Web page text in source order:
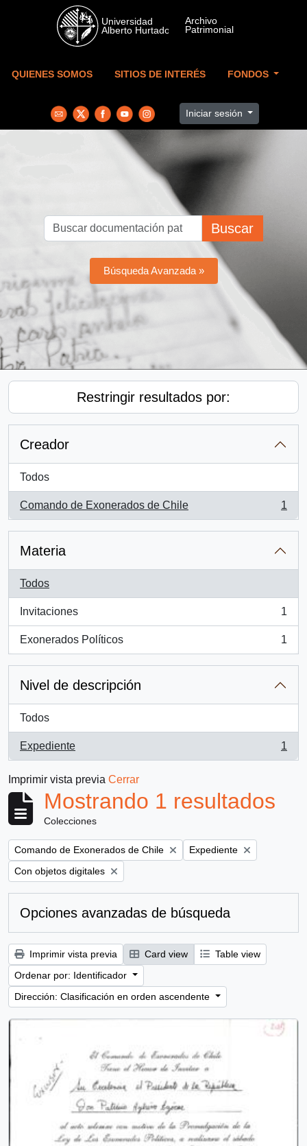
Skip to main content
QUIENES SOMOS SITIOS DE INTERÉS FONDOS
Iniciar sesión
Buscar
Búsqueda Avanzada »
Restringir resultados por:
Creador
Todos
Comando de Exonerados de Chile
, 1 resultados
1
Materia
Todos
Invitaciones
, 1 resultados
1
Exonerados Políticos
, 1 resultados
1
Nivel de descripción
Todos
Expediente
, 1 resultados
1
Imprimir vista previa Cerrar
Mostrando 1 resultados
Colecciones
Remove filter:
Comando de Exonerados de Chile Remove filter:
Expediente
Remove filter:
Con objetos digitales
Opciones avanzadas de búsqueda
Imprimir vista previa Card view
Table view
Ordenar por: Identificador
Dirección: Clasificación en orden ascendente